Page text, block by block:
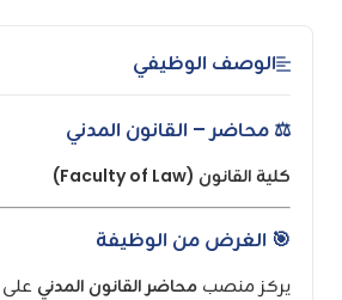
الوصف الوظيفي
⚖️ محاضر – القانون المدني
كلية القانون (Faculty of Law)
🎯 الغرض من الوظيفة
يركز منصب محاضر القانون المدني